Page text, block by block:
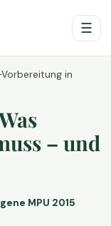
☰
in
– und
MPU 2015